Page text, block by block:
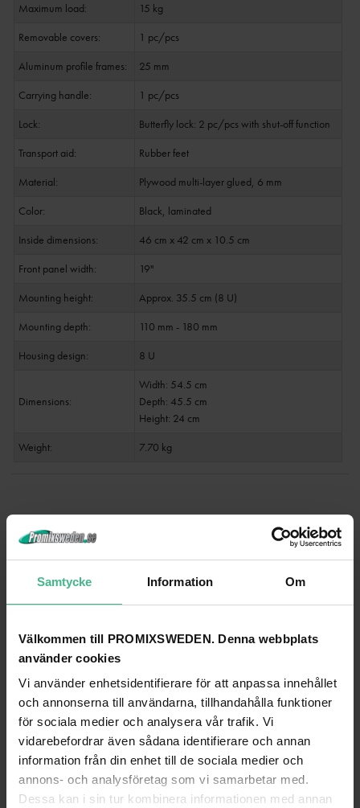
Samtycke Information Om
Välkommen till PROMIXSWEDEN. Denna webbplats
använder cookies
Vi använder enhetsidentifierare för att anpassa innehållet
och annonserna till användarna, tillhandahålla funktioner
för sociala medier och analysera vår trafik. Vi
vidarebefordrar även sådana identifierare och annan
information från din enhet till de sociala medier och
annons- och analysföretag som vi samarbetar med.
Dessa kan i sin tur kombinera informationen med annan
Maximum load:
15 kg
Removable covers:
1 pc/pcs
Aluminum profile frames:
25 mm
Carrying handle:
1 pc/pcs
Lock:
Butterfly lock: 2 pc/pcs with shut-off function
Transport aid:
Rubber feet
Material:
Plywood multi-layer glued, 6 mm
Color:
Black, laminated
Inside dimensions:
46 cm x 42 cm x 10.5 cm
Front panel width:
19"
Mounting height:
Approx. 35.5 cm (8 U)
Mounting depth:
110 mm - 180 mm
Housing design:
8 U
Dimensions:
Width: 54.5 cm
Depth: 45.5 cm
Height: 24 cm
Weight:
7.70 kg
ROADINGER MIXER CASE PRO MCB-19 SLOPING, BK, 12U
Roadinger Mixer case Pro MCB-19 sluttande, svart, 12U